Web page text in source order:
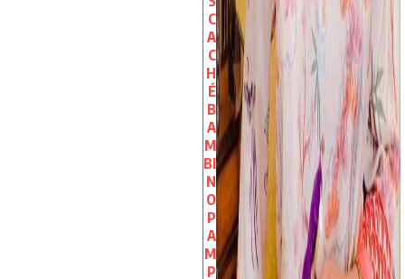
C
A
C
H
É
B
A
M
BI
N
O
P
A
M
P